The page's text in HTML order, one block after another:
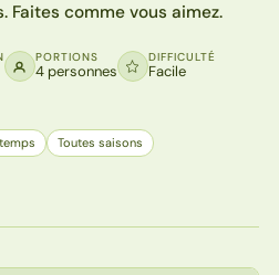
Faites comme vous aimez.
PORTIONS
4 personnes
DIFFICULTÉ
Facile
Toutes saisons